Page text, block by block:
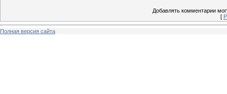
Добавлять комментарии
[
Полная версия сайта